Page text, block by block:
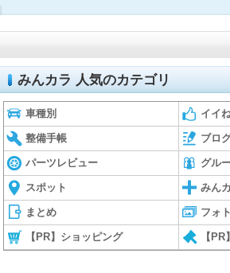
みんカラ 人気のカテゴリ
車種別 イイ
整備手帳 ブロ
パーツレビュー グル
スポット みん
まとめ フォト
【PR】ショッピング 【